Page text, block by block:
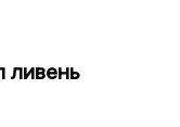
ливень